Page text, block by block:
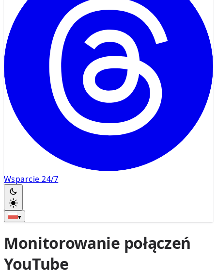
Wsparcie 24/7
▾
Monitorowanie połączeń
YouTube